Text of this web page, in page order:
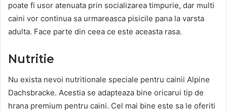
poate fi usor atenuata prin socializarea timpurie, dar multi
caini vor continua sa urmareasca pisicile pana la varsta
adulta. Face parte din ceea ce este aceasta rasa.
Nutritie
Nu exista nevoi nutritionale speciale pentru cainii Alpine
Dachsbracke. Acestia se adapteaza bine oricarui tip de
hrana premium pentru caini. Cel mai bine este sa le oferiti